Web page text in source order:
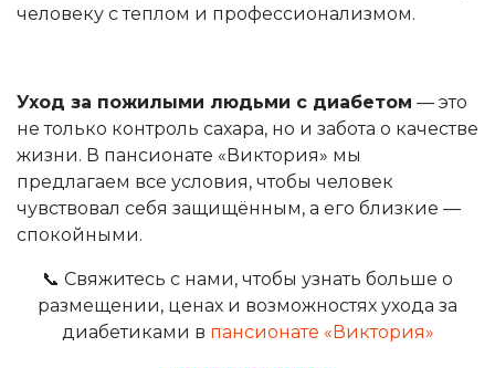
человеку с теплом и профессионализмом.
Уход за пожилыми людьми с диабетом — это
не только контроль сахара, но и забота о качестве
жизни. В пансионате «Виктория» мы
предлагаем все условия, чтобы человек
чувствовал себя защищённым, а его близкие —
спокойными.
📞 Свяжитесь с нами, чтобы узнать больше о
размещении, ценах и возможностях ухода за
диабетиками в пансионате «Виктория»